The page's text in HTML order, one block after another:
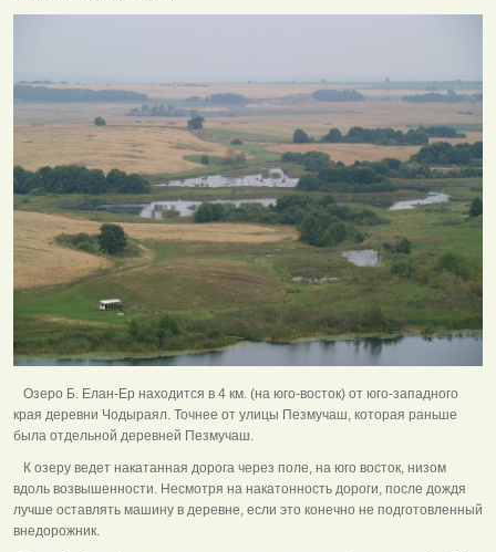
Озеро Б. Елан-Ер находится в 4 км. (на юго-восток) от юго-западного
края деревни Чодыраял. Точнее от улицы Пезмучаш, которая раньше
была отдельной деревней Пезмучаш.
К озеру ведет накатанная дорога через поле, на юго восток, низом
вдоль возвышенности. Несмотря на накатонность дороги, после дождя
лучше оставлять машину в деревне, если это конечно не подготовленный
внедорожник.